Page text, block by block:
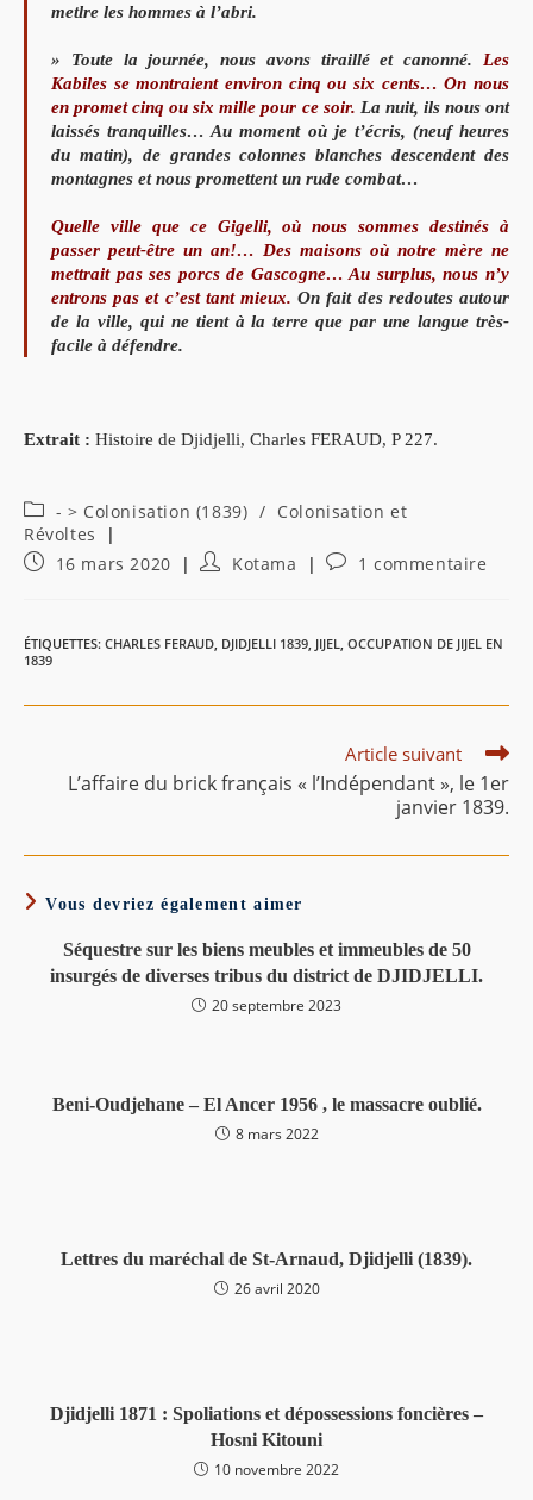
metlre les hommes à l’abri.
» Toute la journée, nous avons tiraillé et canonné. Les
Kabiles se montraient environ cinq ou six cents… On nous
en promet cinq ou six mille pour ce soir. La nuit, ils nous ont
laissés tranquilles… Au moment où je t’écris, (neuf heures
du matin), de grandes colonnes blanches descendent des
montagnes et nous promettent un rude combat…
Quelle ville que ce Gigelli, où nous sommes destinés à
passer peut-être un an!… Des maisons où notre mère ne
mettrait pas ses porcs de Gascogne… Au surplus, nous n’y
entrons pas et c’est tant mieux. On fait des redoutes autour
de la ville, qui ne tient à la terre que par une langue très-
facile à défendre.
Extrait : Histoire de Djidjelli, Charles FERAUD, P 227.
Post
category:
- > Colonisation (1839) / Colonisation et
Révoltes
Publication
16 mars 2020
Auteur/autrice
Kotama
Commentaires
1 commentaire
ÉTIQUETTES: CHARLES FERAUD DJIDJELLI 1839 JIJEL OCCUPATION DE JIJEL EN
1839
articles
Article suivant
L’affaire du brick français « l’Indépendant », le 1er
janvier 1839.
Vous devriez également aimer
Séquestre sur les biens meubles et immeubles de 50
insurgés de diverses tribus du district de DJIDJELLI.
20 septembre 2023
Beni-Oudjehane – El Ancer 1956 , le massacre oublié.
8 mars 2022
Lettres du maréchal de St-Arnaud, Djidjelli (1839).
26 avril 2020
Djidjelli 1871 : Spoliations et dépossessions foncières –
Hosni Kitouni
10 novembre 2022